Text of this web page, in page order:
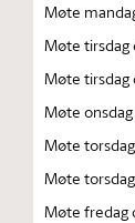
Møte
Møte tirsdag
Møte tirsdag
Møte
Møte
Møte
Møte fredag